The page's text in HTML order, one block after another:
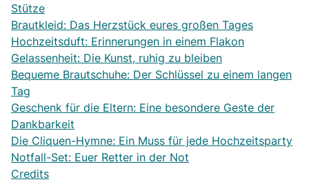
Stütze
Brautkleid: Das Herzstück eures großen Tages
Hochzeitsduft: Erinnerungen in einem Flakon
Gelassenheit: Die Kunst, ruhig zu bleiben
Bequeme Brautschuhe: Der Schlüssel zu einem langen
Tag
Geschenk für die Eltern: Eine besondere Geste der
Dankbarkeit
Die Cliquen-Hymne: Ein Muss für jede Hochzeitsparty
Notfall-Set: Euer Retter in der Not
Credits